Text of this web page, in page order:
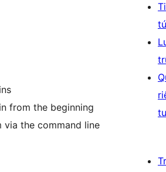
from the beginning
via the command line